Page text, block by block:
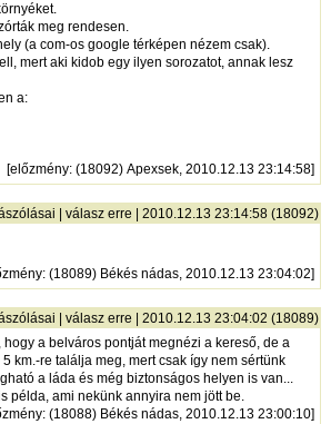
meg rendesen.
(a com-os google térképen nézem csak).
mert aki kidob egy ilyen sorozatot, annak lesz
a:
[előzmény: (18092) Apexsek, 2010.12.13 23:14:58]
válasz erre | 2010.12.13 23:14:58 (18092)
: (18089) Békés nádas, 2010.12.13 23:04:02]
válasz erre | 2010.12.13 23:04:02 (18089)
a belváros pontját megnézi a kereső, de a
km.-re találja meg, mert csak így nem sértünk
a láda és még biztonságos helyen is van...
példa, ami nekünk annyira nem jött be.
: (18088) Békés nádas, 2010.12.13 23:00:10]